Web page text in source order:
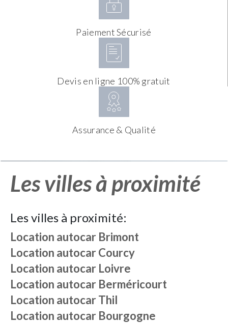
Paiement Sécurisé
Devis en ligne 100% gratuit
Assurance & Qualité
Les villes à proximité
Les villes à proximité:
Location autocar Brimont
Location autocarCourcy
Location autocar Loivre
Location autocar Berméricourt
Location autocarThil
Location autocar Bourgogne